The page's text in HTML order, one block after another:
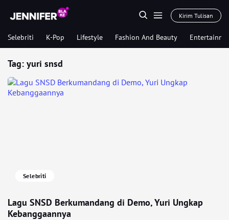
Kirim Tulisan
Selebriti K-Pop Lifestyle Fashion And Beauty
Tag: yuri snsd
Selebriti
Lagu SNSD Berkumandang di Demo, Yuri Ungkap
Kebanggaannya